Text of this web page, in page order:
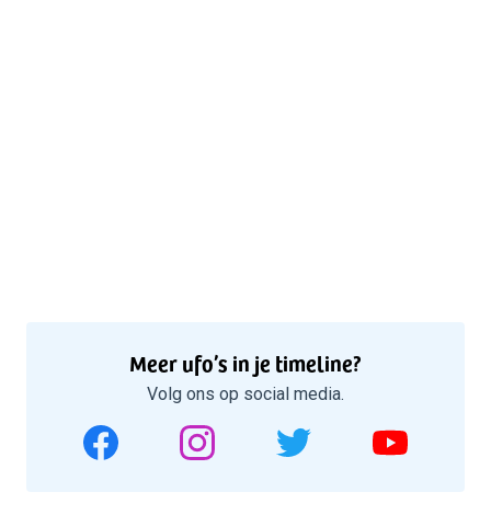
Meer ufo’s in je timeline?
Volg ons op social media.